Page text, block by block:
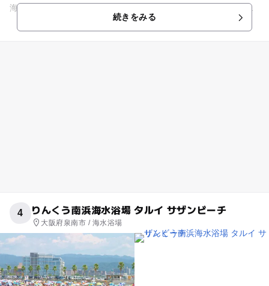
海水浴場として人気があります。兵庫県下でもトップクラスの
透明度を誇る海にはウミホタ...続きをみる
4 りんくう南浜海水浴場 タルイ サザンビーチ
大阪府泉南市 / 海水浴場